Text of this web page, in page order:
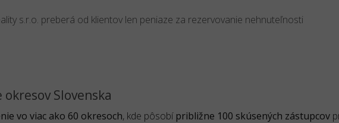
s.r.o. preberá od klientov len peniaze za rezervovanie nehnuteľnosti
Slovenska
vo viac ako 60 okresoch, kde pôsobí približne 100 skúsených zástupcov